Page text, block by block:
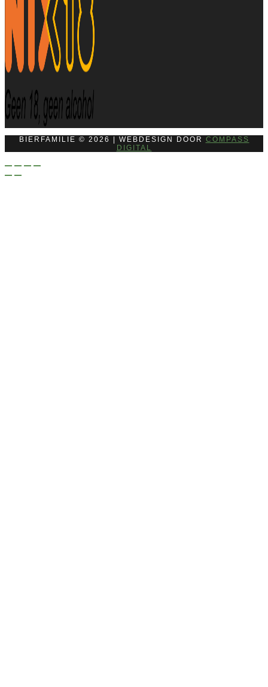
BIERFAMILIE © 2026 | WEBDESIGN DOOR COMPASS
DIGITAL